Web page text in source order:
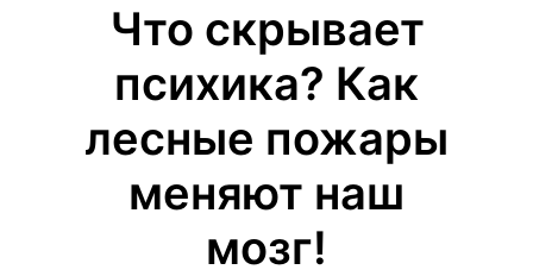
Что скрывает
психика? Как
лесные пожары
меняют наш
мозг!